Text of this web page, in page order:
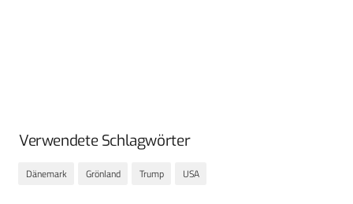
Verwendete Schlagwörter
Dänemark Grönland Trump USA